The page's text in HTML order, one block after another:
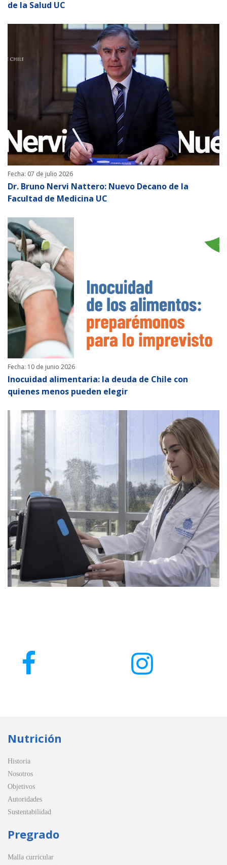
de la Salud UC
Fecha: 07 de julio 2026
Dr. Bruno Nervi Nattero: Nuevo Decano de la
Facultad de Medicina UC
Fecha: 10 de junio 2026
Inocuidad alimentaria: la deuda de Chile con
quienes menos pueden elegir
Nutrición
Historia
Nosotros
Objetivos
Autoridades
Sustentabilidad
Pregrado
Malla curricular